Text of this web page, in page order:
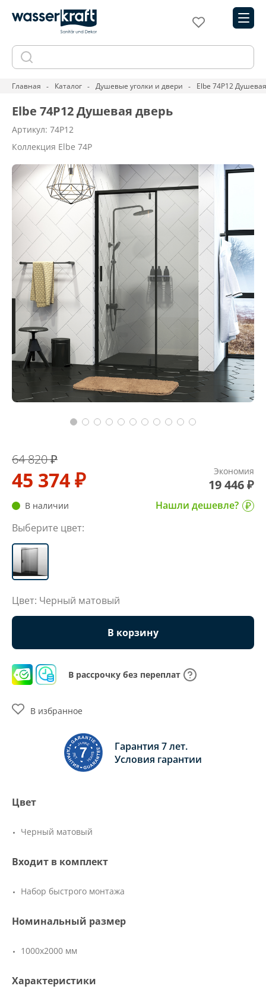
Главная Каталог Душевые уголки и двери Elbe 74P12
Elbe 74P12 Душевая дверь
Артикул: 74P12
Коллекция Elbe 74P
64 820 ₽
45 374 ₽ Экономия
19 446 ₽
В наличии
Нашли дешевле?
Выберите цвет:
Цвет: Черный матовый
В корзину
В рассрочку без переплат
Гарантия 7 лет.
Условия гарантии
В избранное
Цвет
Черный матовый
Входит в комплект
Набор быстрого монтажа
Номинальный размер
1000x2000 мм
Характеристики